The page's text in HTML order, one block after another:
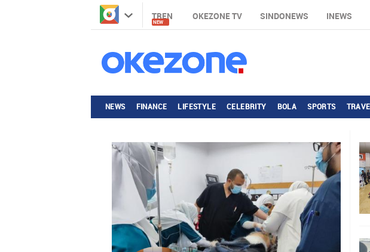
TREN
NEW
OKEZONE TV SINDONEWS INEWS
NEWS FINANCE LIFESTYLE CELEBRITY BOLA SPORTS